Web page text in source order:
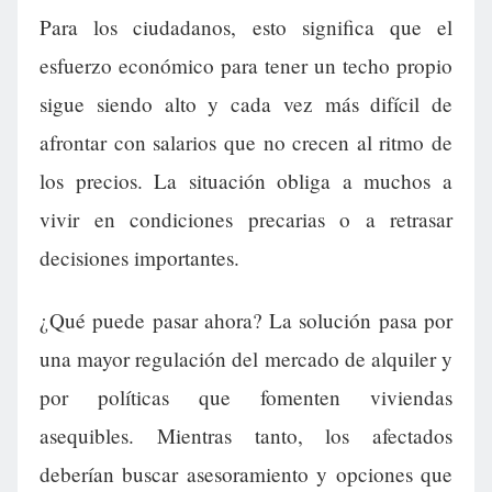
Para los ciudadanos, esto significa que el
esfuerzo económico para tener un techo propio
sigue siendo alto y cada vez más difícil de
afrontar con salarios que no crecen al ritmo de
los precios. La situación obliga a muchos a
vivir en condiciones precarias o a retrasar
decisiones importantes.
¿Qué puede pasar ahora? La solución pasa por
una mayor regulación del mercado de alquiler y
por políticas que fomenten viviendas
asequibles. Mientras tanto, los afectados
deberían buscar asesoramiento y opciones que